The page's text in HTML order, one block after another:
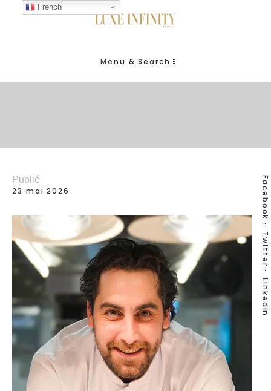
Menu & Search
Facebook
Twitter
LinkedIn
Publié
23 mai 2026
French